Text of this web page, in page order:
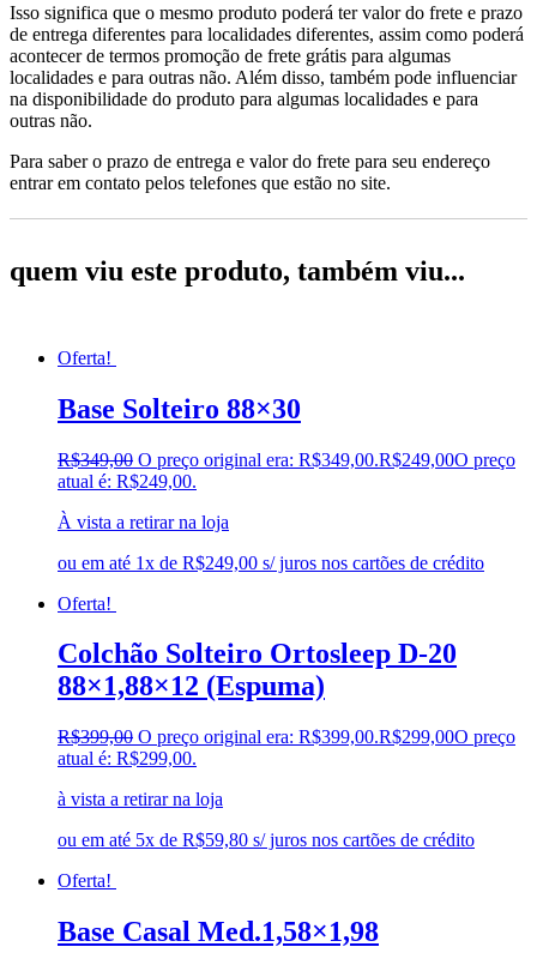
Isso significa que o mesmo produto poderá ter valor do frete e prazo
de entrega diferentes para localidades diferentes, assim como poderá
acontecer de termos promoção de frete grátis para algumas
localidades e para outras não. Além disso, também pode influenciar
na disponibilidade do produto para algumas localidades e para
outras não.
Para saber o prazo de entrega e valor do frete para seu endereço
entrar em contato pelos telefones que estão no site.
quem viu este produto, também viu...
Oferta!
Base Solteiro 88×30
R$349,00 O preço original era: R$349,00.R$249,00O preço
atual é: R$249,00.
À vista a retirar na loja
ou em até 1x de R$249,00 s/ juros nos cartões de crédito
Oferta!
Colchão Solteiro Ortosleep D-20
88×1,88×12 (Espuma)
R$399,00 O preço original era: R$399,00.R$299,00O preço
atual é: R$299,00.
à vista a retirar na loja
ou em até 5x de R$59,80 s/ juros nos cartões de crédito
Oferta!
Base Casal Med.1,58×1,98